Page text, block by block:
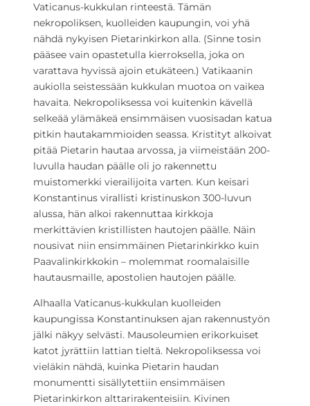
Vaticanus-kukkulan rinteestä. Tämän
nekropoliksen, kuolleiden kaupungin, voi yhä
nähdä nykyisen Pietarinkirkon alla. (Sinne tosin
pääsee vain opastetulla kierroksella, joka on
varattava hyvissä ajoin etukäteen.) Vatikaanin
aukiolla seistessään kukkulan muotoa on vaikea
havaita. Nekropoliksessa voi kuitenkin kävellä
selkeää ylämäkeä ensimmäisen vuosisadan katua
pitkin hautakammioiden seassa. Kristityt alkoivat
pitää Pietarin hautaa arvossa, ja viimeistään 200-
luvulla haudan päälle oli jo rakennettu
muistomerkki vierailijoita varten. Kun keisari
Konstantinus virallisti kristinuskon 300-luvun
alussa, hän alkoi rakennuttaa kirkkoja
merkittävien kristillisten hautojen päälle. Näin
nousivat niin ensimmäinen Pietarinkirkko kuin
Paavalinkirkkokin – molemmat roomalaisille
hautausmaille, apostolien hautojen päälle.
Alhaalla Vaticanus-kukkulan kuolleiden
kaupungissa Konstantinuksen ajan rakennustyön
jälki näkyy selvästi. Mausoleumien erikorkuiset
katot jyrättiin lattian tieltä. Nekropoliksessa voi
vieläkin nähdä, kuinka Pietarin haudan
monumentti sisällytettiin ensimmäisen
Pietarinkirkon alttarirakenteisiin. Kivinen